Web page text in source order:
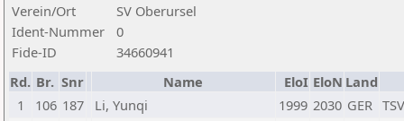
Verein/Ort
SV Oberursel
Ident-Nummer
0
Fide-ID
34660941
Rd. Br. Snr Name EloI EloN Land
1
106 187 Li, Yunqi 1999 2030 GER